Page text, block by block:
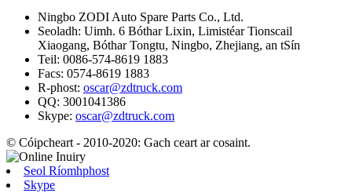
Ningbo ZODI Auto Spare Parts Co., Ltd.
Seoladh: Uimh. 6 Bóthar Lixin, Limistéar Tionscail
Xiaogang, Bóthar Tongtu, Ningbo, Zhejiang, an tSín
Teil: 0086-574-8619 1883
Facs: 0574-8619 1883
R-phost: oscar@zdtruck.com
QQ: 3001041386
Skype: oscar@zdtruck.com
© Cóipcheart - 2010-2020: Gach ceart ar cosaint.
Seol Ríomhphost
Skype